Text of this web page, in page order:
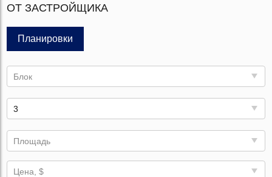
ОТ ЗАСТРОЙЩИКА
Планировки
Блок
3
Площадь
Цена, $